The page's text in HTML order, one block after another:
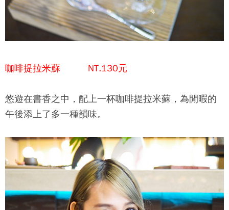
咖啡提拉米蘇 NT.130元
悠遊在書香之中，配上一杯咖啡提拉米蘇，為閒暇的
午後添上了多一種韻味。